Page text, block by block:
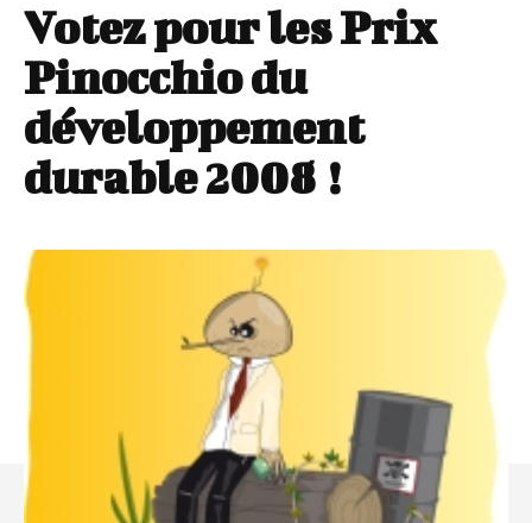
Votez pour les Prix
Pinocchio du
développement
durable 2008 !